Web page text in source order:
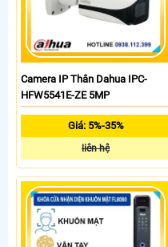
Camera IP Thân Dahua IPC-
HFW5541E-ZE 5MP
Giá: 5%-35%
liên hệ